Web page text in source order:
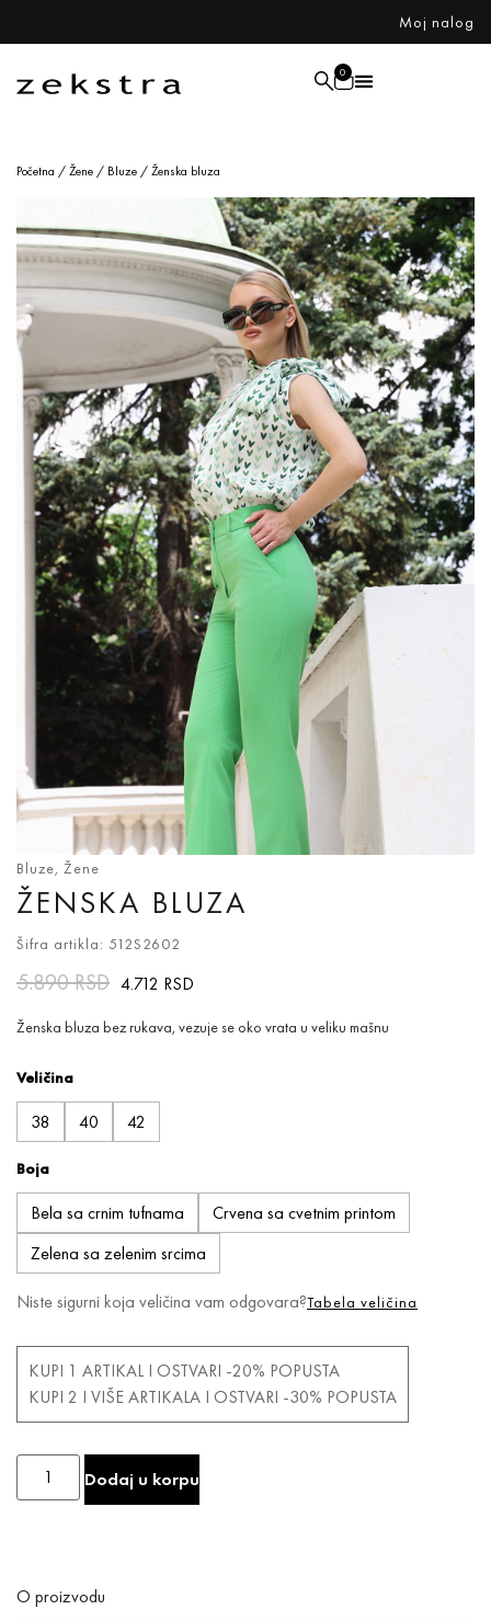
Moj nalog
0
Početna /Žene / Bluze / Ženska bluza
Bluze, Žene
ŽENSKA BLUZA
Šifra artikla: 512S2602
5.890RSD 4.712 RSD
Ženska bluza bez rukava, vezuje se oko vrata u veliku mašnu
Veličina
38 40 42
Boja
Bela sa crnim tufnama
Crvena sa cvetnim printom
Zelena sa zelenim srcima
Niste sigurni koja veličina vam odgovara?Tabela veličina
KUPI 1 ARTIKAL I OSTVARI -20% POPUSTA
KUPI 2 I VIŠE ARTIKALA I OSTVARI -30% POPUSTA
Dodaj u korpu
O proizvodu